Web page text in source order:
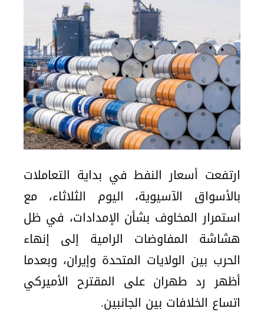
ارتفعت أسعار النفط في بداية التعاملات
بالأسواق الآسيوية، اليوم الثلاثاء، مع
استمرار المخاوف بشأن الإمدادات، في ظل
هشاشة المفاوضات الرامية إلى إنهاء
الحرب بين الولايات المتحدة وإيران، وبعدما
أظهر رد طهران على المقترح الأميركي
اتساع الخلافات بين الجانبين.